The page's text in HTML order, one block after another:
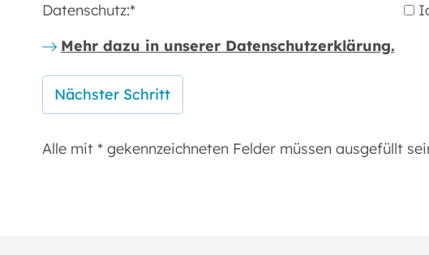
Datenschutz:*
Mehr dazu in unserer Datenschutzerklärung.
Alle mit * gekennzeichneten Felder müssen ausgefüllt